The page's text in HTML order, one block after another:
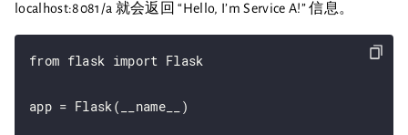
localhost:8081/a 就会返回 “Hello, I’m Service A!” 信息。
from flask import Flask
app = Flask(__name__)